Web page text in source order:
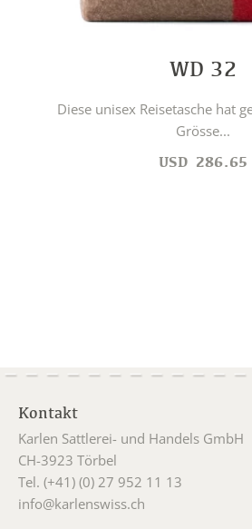
WD 32
Diese unisex Reisetasche hat
Grösse...
USD 286.65
Kontakt
Karlen Sattlerei- und Handels GmbH
CH-3923 Törbel
Tel. (+41) (0) 27 952 11 13
info@karlenswiss.ch